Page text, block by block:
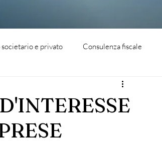
e privato Consulenza fiscale